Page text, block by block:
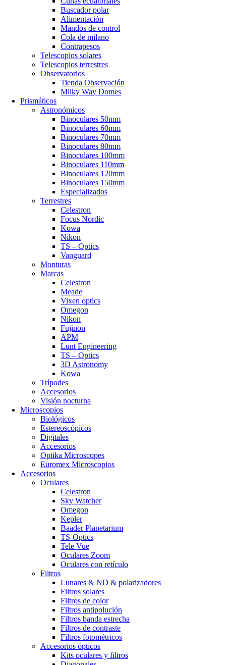
Buscador polar
Alimentación
Mandos de control
Cola de milano
Contrapesos
Telescopios solares
Telescopios terrestres
Observatorios
Tienda Observación
Milky Way Domes
Prismáticos
Astronómicos
Binoculares 50mm
Binoculares 60mm
Binoculares 70mm
Binoculares 80mm
Binoculares 100mm
Binoculares 110mm
Binoculares 120mm
Binoculares 150mm
Especializados
Terrestres
Celestron
Focus Nordic
Kowa
Nikon
TS – Optics
Vanguard
Monturas
Marcas
Celestron
Meade
Vixen optics
Omegon
Nikon
Fujinon
APM
Lunt Engineering
TS – Optics
3D Astronomy
Kowa
Trípodes
Accesorios
Visión nocturna
Microscopios
Biológicos
Estereoscópicos
Digitales
Accesorios
Optika Microscopes
Euromex Microscopios
Accesorios
Oculares
Celestron
Sky Watcher
Omegon
Kepler
Baader Planetarium
TS-Optics
Tele Vue
Oculares Zoom
Oculares con retículo
Filtros
Lunares & ND & polarizadores
Filtros solares
Filtros de color
Filtros antipolución
Filtros banda estrecha
Filtros de contraste
Filtros fotométricos
Accesorios ópticos
Kits oculares y filtros